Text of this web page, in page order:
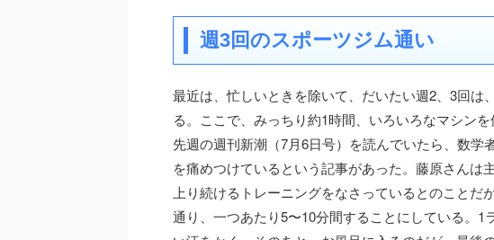
週3回のスポーツジム通い
最近は、忙しいときを除いて、だいたい週2、3回は
る。ここで、みっちり約1時間、いろいろなマシン
先週の週刊新潮（7月6日号）を読んでいたら、数
を痛めつけているという記事があった。藤原さんは
上り続けるトレーニングをなさっているとのことだ
通り、一つあたり5〜10分間することにしている。